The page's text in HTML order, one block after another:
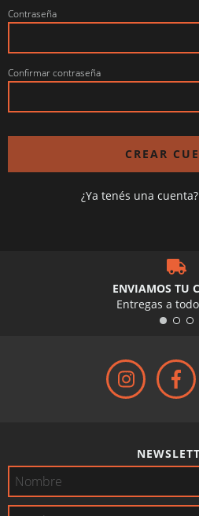
Contraseña
Confirmar contraseña
¿Ya tenés una cuenta?
ENVIAMOS TU
Entregas a